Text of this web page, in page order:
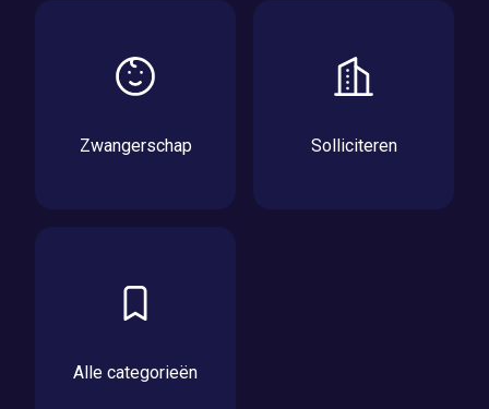
Zwangerschap Solliciteren
Alle categorieën